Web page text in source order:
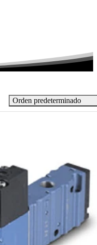
Orden predeterminado